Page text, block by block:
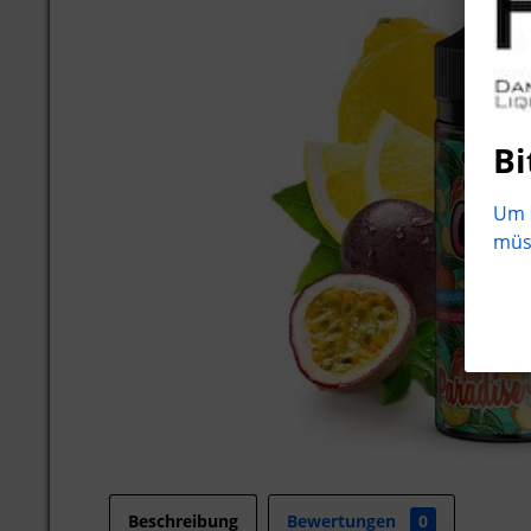
Beschreibung Bewertungen 0
Um